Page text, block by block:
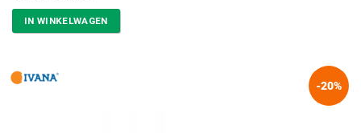
prijs
was:
€35,55.
is:
€28,45.
IN WINKELWAGEN
-20%